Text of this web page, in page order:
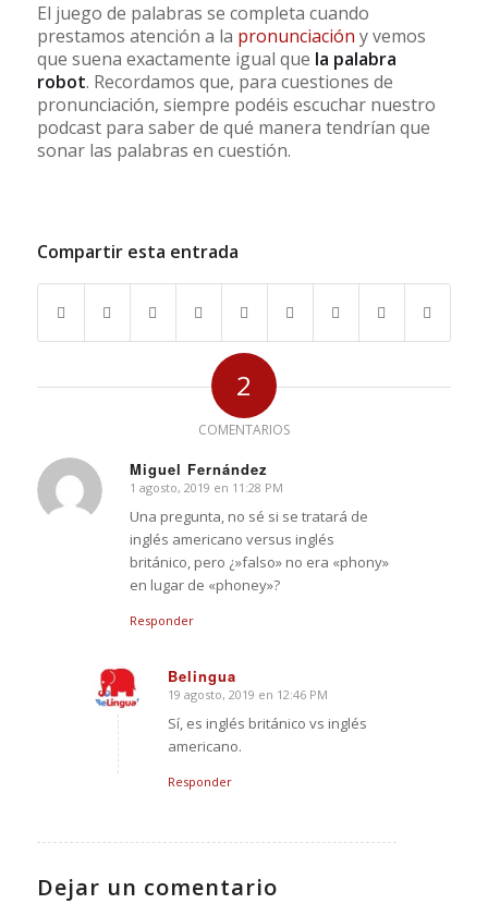
El juego de palabras se completa cuando
prestamos atención a la pronunciación y vemos
que suena exactamente igual que la palabra
robot. Recordamos que, para cuestiones de
pronunciación, siempre podéis escuchar nuestro
podcast para saber de qué manera tendrían que
sonar las palabras en cuestión.
Compartir esta entrada
2
COMENTARIOS
Miguel Fernández
Dice:
1 agosto, 2019 en 11:28 PM
Una pregunta, no sé si se tratará de
inglés americano versus inglés
británico, pero ¿»falso» no era «phony»
en lugar de «phoney»?
Responder
Belingua
Dice:
19 agosto, 2019 en 12:46 PM
Sí, es inglés británico vs inglés
americano.
Responder
Dejar un comentario